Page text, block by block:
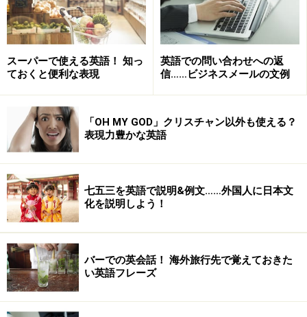
「意識的に」使い分けるようにしてみましょう！
辞書の限界
sayを英英辞典で調べると、to speak or tell somebody
something, using words(Oxford Advanced Learner's
Dictionary)とあります。sayを調べたいのに、speakもtell
もある！
それならば、とTellを調べてみると、to give
information to somebody by speaking or writing
辞書）と出てきます。tellが知りたいのにspeakで説明さ
れてしまいました。
これが辞書の限界だと言えるかもしれませんね。私自
身、こういう
スーパーで使える英語！ 知っ
ておくと便利な表現
英語での問い合わせへの返
信……ビジネスメールの文例
「OH MY GOD」クリスチャン以外も使える？
表現力豊かな英語
七五三を英語で説明&例文……外国人に日本文
化を説明しよう！
バーでの英会話！ 海外旅行先で覚えておきた
い英語フレーズ